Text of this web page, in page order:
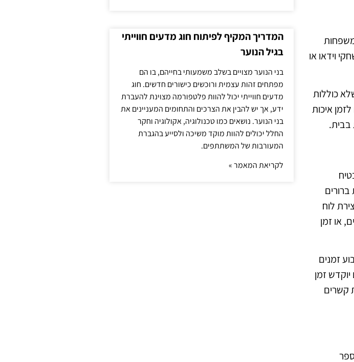
משפחות
וידאו או
כוללות
איכות
בבית.
לוח
או זמן
זמנים
זמן
קשרים
המדריך המקיף לפיתוח חוג מדעים חווייתי
בגיל הנוער
בני הנוער מצויים בשלב משמעותי בחייהם, בו הם
מפתחים זהות עצמית ורוכשים כישורים חדשים. חוג
מדעים חווייתי יכול להוות פלטפורמה מצוינת להעברת
ידע, אך יש להבין את הצרכים והתחומים המעניינים את
בני הנוער. נושאים כמו טכנולוגיה, אקולוגיה וחקר
החלל יכולים להוות מוקד משיכה ולסייע בהגברת
המעורבות של המשתתפים.
לקריאת המאמר »